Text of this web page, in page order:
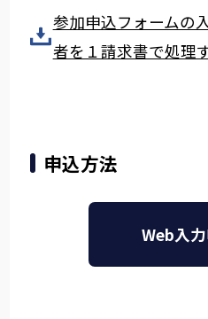
参加申込フォームの
者を１請求書で処理
申込方法
Web入